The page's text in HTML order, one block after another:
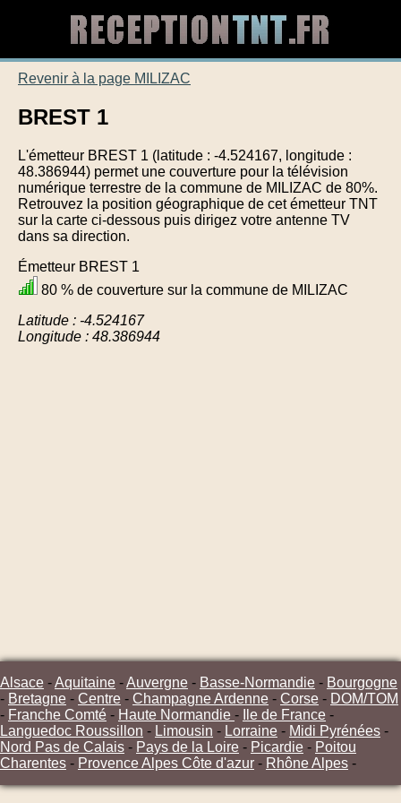
Revenir à la page MILIZAC
BREST 1
L'émetteur BREST 1 (latitude : -4.524167, longitude :
48.386944) permet une couverture pour la télévision
numérique terrestre de la commune de MILIZAC de 80%.
Retrouvez la position géographique de cet émetteur TNT
sur la carte ci-dessous puis dirigez votre antenne TV
dans sa direction.
Émetteur BREST 1
80 % de couverture sur la commune de MILIZAC
Latitude : -4.524167
Longitude : 48.386944
Alsace -Aquitaine -Auvergne - Basse-Normandie - Bourgogne
- Bretagne - Centre - Champagne Ardenne - Corse - DOM/TOM
- Franche Comté - Haute Normandie - Ile de France -
Languedoc Roussillon - Limousin - Lorraine - Midi Pyrénées -
Nord Pas de Calais - Pays de la Loire - Picardie - Poitou
Charentes - Provence Alpes Côte d'azur - Rhône Alpes -